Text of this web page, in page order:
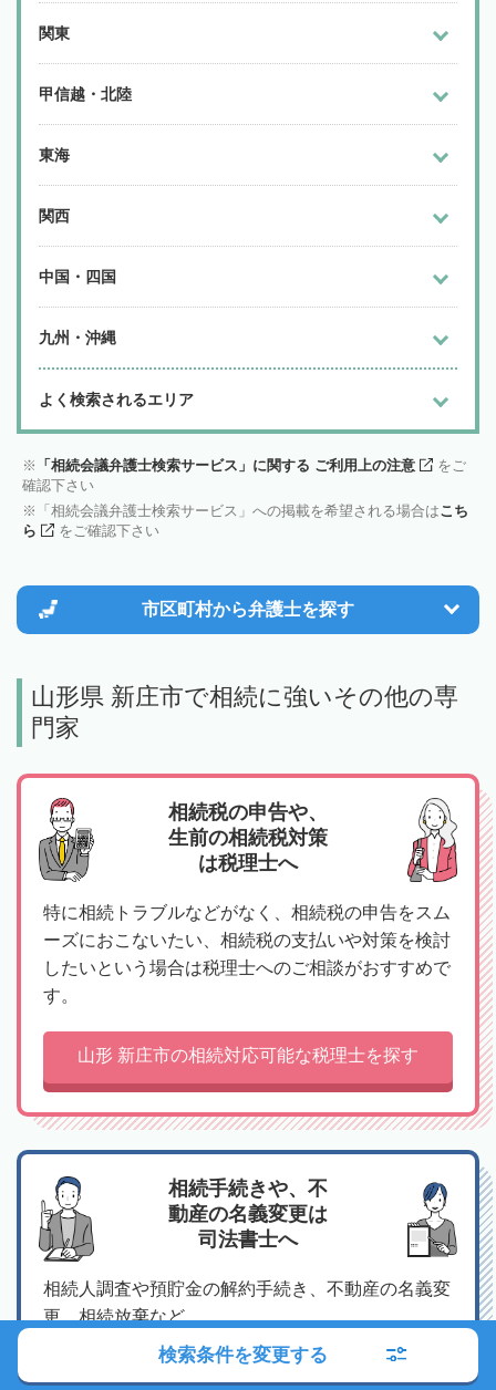
関東
甲信越・北陸
東海
関西
中国・四国
九州・沖縄
よく検索されるエリア
「相続会議弁護士検索サービス」に関する ご利用上の注意
をご
確認下さい
「相続会議弁護士検索サービス」への掲載を希望される場合はこち
ら
をご確認下さい
市区町村から弁護士を探す
山形県 新庄市で相続に強いその他の専
門家
相続税の申告や、
生前の相続税対策
は税理士へ
特に相続トラブルなどがなく、相続税の申告をスム
ーズにおこないたい、相続税の支払いや対策を検討
したいという場合は税理士へのご相談がおすすめで
す。
山形 新庄市の相続対応可能な税理士を探す
相続手続きや、不
動産の名義変更は
司法書士へ
相続人調査や預貯金の解約手続き、不動産の名義変
更、相続放棄など、
相続にまつわる手続き全般は司法書士へのご相談が
検索条件を変更する